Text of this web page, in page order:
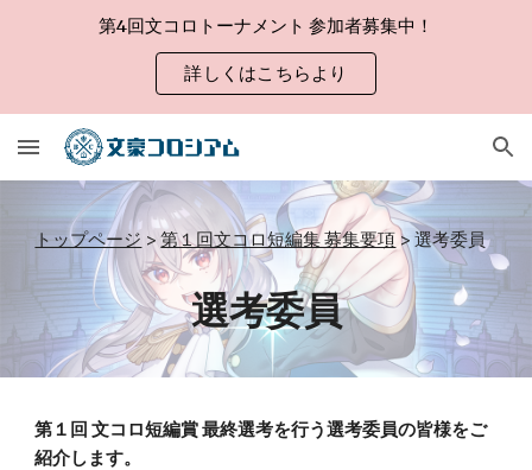
第4回文コロトーナメント 参加者募集中！
詳しくはこちらより
トップページ >第１回文コロ短編集 募集要項 > 選考委員
選考委員
第１回 文コロ短編賞 最終選考を行う選考委員の皆様をご
紹介します。